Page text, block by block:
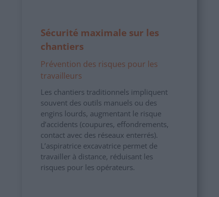
Sécurité maximale sur les
chantiers
Prévention des risques pour les
travailleurs
Les chantiers traditionnels impliquent
souvent des outils manuels ou des
engins lourds, augmentant le risque
d’accidents (coupures, effondrements,
contact avec des réseaux enterrés).
L’aspiratrice excavatrice permet de
travailler à distance, réduisant les
risques pour les opérateurs.